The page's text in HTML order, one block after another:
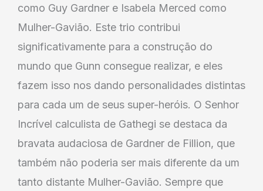
como Guy Gardner e Isabela Merced como
Mulher-Gavião. Este trio contribui
significativamente para a construção do
mundo que Gunn consegue realizar, e eles
fazem isso nos dando personalidades distintas
para cada um de seus super-heróis. O Senhor
Incrível calculista de Gathegi se destaca da
bravata audaciosa de Gardner de Fillion, que
também não poderia ser mais diferente da um
tanto distante Mulher-Gavião. Sempre que